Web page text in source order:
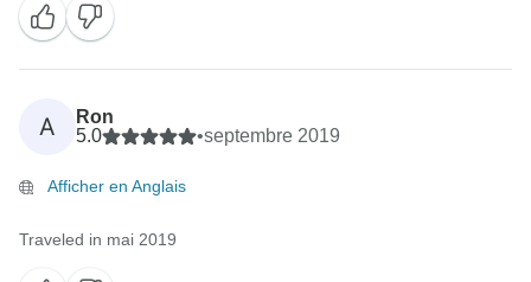
A
Ron
5.0
•septembre 2019
Afficher en Anglais
Traveled in mai 2019